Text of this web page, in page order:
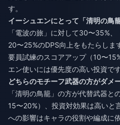
す。
イーシュエンにとって「清明の鳥
「電波の旅」に対して30〜35%
20〜25%のDPS向上をもたらしま
要員試練のスコアアップ（10〜
エン使いには優先度の高い投資です
どちらのモチーフ武器の方がダメ
「清明の鳥籠」の方が代替武器
15〜20%）、投資対効果は高いと
への影響はキャラの役割や編成に